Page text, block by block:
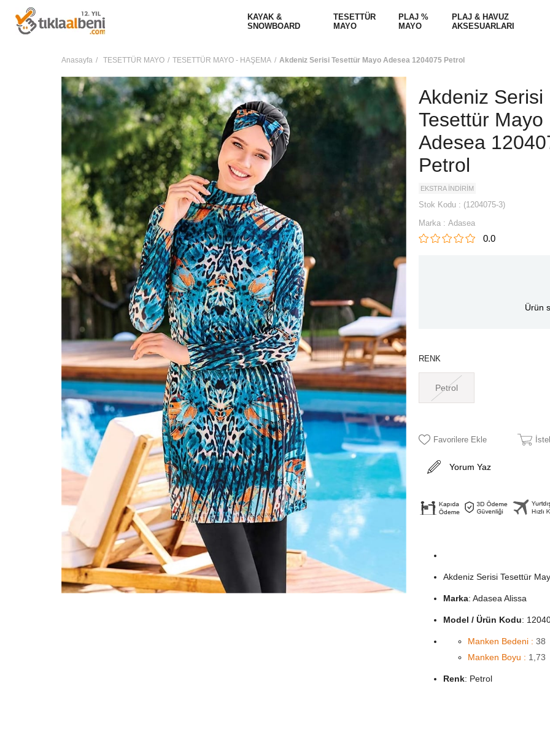
KAYAK &
SNOWBOARD
TESETTÜR
MAYO
PLAJ %
MAYO
PLAJ & HAVUZ
AKSESUARLARI
Anasayfa TESETTÜR MAYO TESETTÜR MAYO - HAŞEMA Akdeniz Serisi Tesettür Mayo Adesea 1204075 Petrol
Akdeniz Serisi
Tesettür Mayo
Adesea
Petrol
EKSTRA İNDİRİM
Stok Kodu
(1204075-3)
Marka : Adasea
0.0
Ürün
RENK
Petrol
Favorilere Ekle
Yorum Yaz
Akdeniz Serisi Tesettür
Marka: Adasea Alissa
Model / Ürün Kodu:
Manken Bedeni : 38
Manken Boyu : 1,73
Renk: Petrol